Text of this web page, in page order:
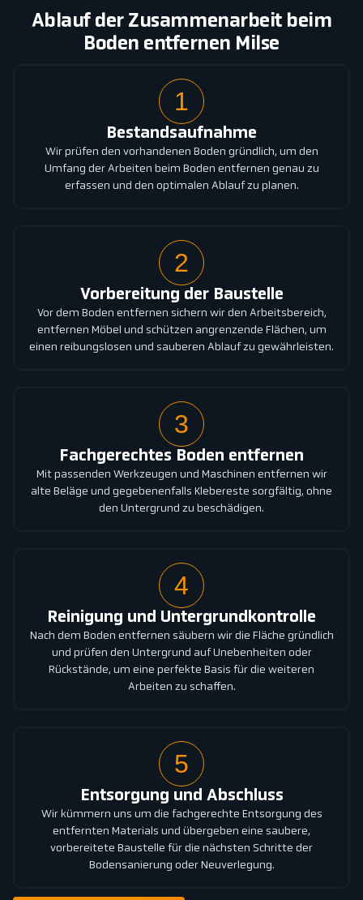
Ablauf der Zusammenarbeit beim
Boden entfernen Milse
1
Bestandsaufnahme
Wir prüfen den vorhandenen Boden gründlich, um den
Umfang der Arbeiten beim Boden entfernen genau zu
erfassen und den optimalen Ablauf zu planen.
2
Vorbereitung der Baustelle
Vor dem Boden entfernen sichern wir den Arbeitsbereich,
entfernen Möbel und schützen angrenzende Flächen, um
einen reibungslosen und sauberen Ablauf zu gewährleisten.
3
Fachgerechtes Boden entfernen
Mit passenden Werkzeugen und Maschinen entfernen wir
alte Beläge und gegebenenfalls Klebereste sorgfältig, ohne
den Untergrund zu beschädigen.
4
Reinigung und Untergrundkontrolle
Nach dem Boden entfernen säubern wir die Fläche gründlich
und prüfen den Untergrund auf Unebenheiten oder
Rückstände, um eine perfekte Basis für die weiteren
Arbeiten zu schaffen.
5
Entsorgung und Abschluss
Wir kümmern uns um die fachgerechte Entsorgung des
entfernten Materials und übergeben eine saubere,
vorbereitete Baustelle für die nächsten Schritte der
Bodensanierung oder Neuverlegung.